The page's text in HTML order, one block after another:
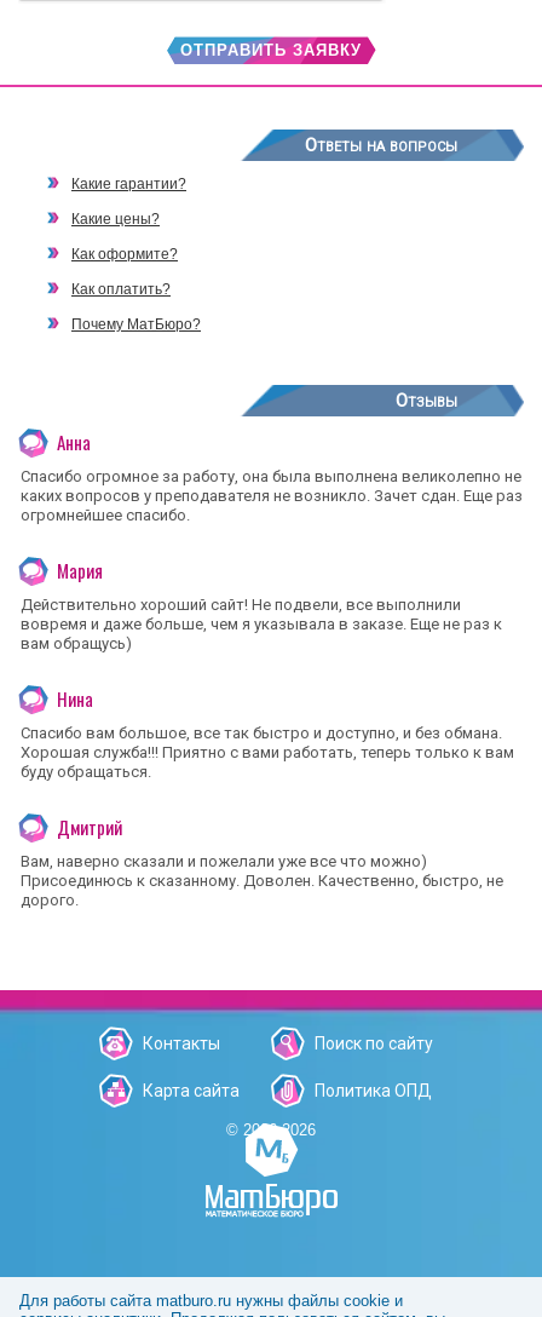
ОТПРАВИТЬ ЗАЯВКУ
Ответы на вопросы
Какие гарантии?
Какие цены?
Как оформите?
Как оплатить?
Почему МатБюро?
Отзывы
Анна
Спасибо огромное за работу, она была выполнена великолепно не
каких вопросов у преподавателя не возникло. Зачет сдан. Еще раз
огромнейшее спасибо.
Мария
Действительно хороший сайт! Не подвели, все выполнили
вовремя и даже больше, чем я указывала в заказе. Еще не раз к
вам обращусь)
Нина
Спасибо вам большое, все так быстро и доступно, и без обмана.
Хорошая служба!!! Приятно с вами работать, теперь только к вам
буду обращаться.
Дмитрий
Вам, наверно сказали и пожелали уже все что можно)
Присоединюсь к сказанному. Доволен. Качественно, быстро, не
дорого.
Контакты Поиск по сайту
Карта сайта Политика ОПД
© 2006-2026
Для работы сайта matburo.ru нужны файлы cookie и